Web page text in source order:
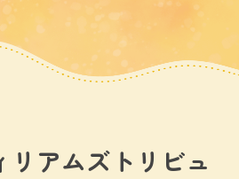
リアムズトリビュ